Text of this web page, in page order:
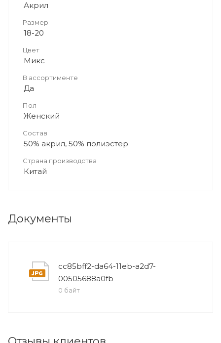
Акрил
Размер
18-20
Цвет
Микс
В ассортименте
Да
Пол
Женский
Состав
50% акрил, 50% полиэстер
Страна производства
Китай
Документы
cc85bff2-da64-11eb-a2d7-
00505688a0fb
0 байт